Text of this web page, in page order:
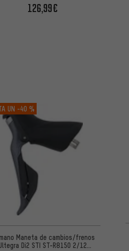
126,99€
UN -40 %
Maneta de cambios/frenos
Di2 STI ST-R8150 2/12